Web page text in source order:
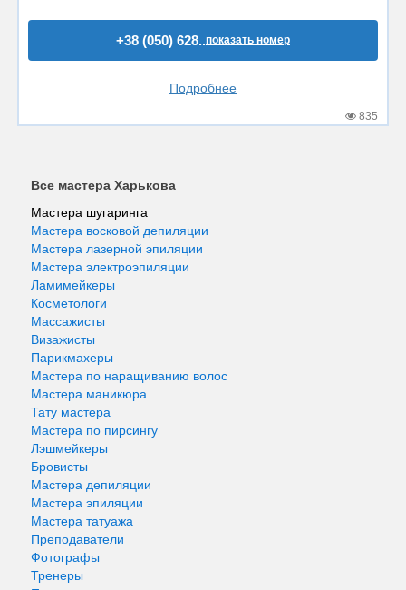
+38 (050) 628..показать номер
Подробнее
835
Все мастера Харькова
Мастера шугаринга
Мастера восковой депиляции
Мастера лазерной эпиляции
Мастера электроэпиляции
Ламимейкеры
Косметологи
Массажисты
Визажисты
Парикмахеры
Мастера по наращиванию волос
Мастера маникюра
Тату мастера
Мастера по пирсингу
Лэшмейкеры
Бровисты
Мастера депиляции
Мастера эпиляции
Мастера татуажа
Преподаватели
Фотографы
Тренеры